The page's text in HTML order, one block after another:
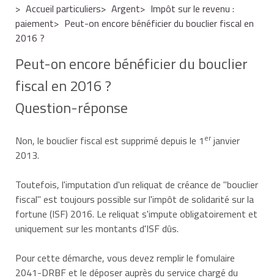
Accueil particuliers
Argent
Impôt sur le revenu :
paiement
Peut-on encore bénéficier du bouclier fiscal en
2016 ?
Peut-on encore bénéficier du bouclier
fiscal en 2016 ?
Question-réponse
Non, le bouclier fiscal est supprimé depuis le 1 er janvier
2013.
Toutefois, l'imputation d'un reliquat de créance de "bouclier
fiscal" est toujours possible sur l'impôt de solidarité sur la
fortune (ISF) 2016. Le reliquat s'impute obligatoirement et
uniquement sur les montants d'ISF dûs.
Pour cette démarche, vous devez remplir le fomulaire
2041-DRBF et le déposer auprès du service chargé du